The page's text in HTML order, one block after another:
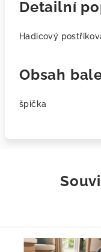
Detailní
Hadicový
Obsah
špička